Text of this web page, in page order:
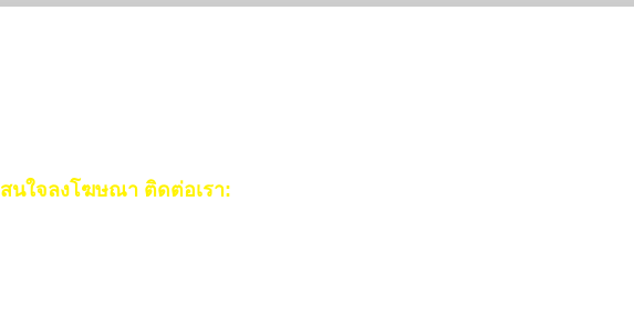
สนใจลงโฆษณา ติดต่อเรา: